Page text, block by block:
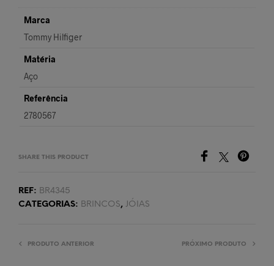
Marca
Tommy Hilfiger
Matéria
Aço
Referência
2780567
SHARE THIS PRODUCT
REF: BR4345
CATEGORIAS: BRINCOS, JÓIAS
PRODUTO ANTERIOR PRÓXIMO PRODUTO